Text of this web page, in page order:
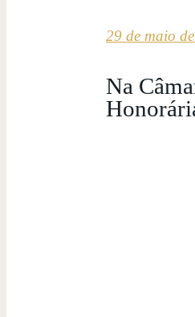
29 de maio
Na